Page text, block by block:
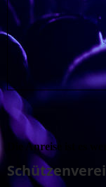
Die Anreise ist es